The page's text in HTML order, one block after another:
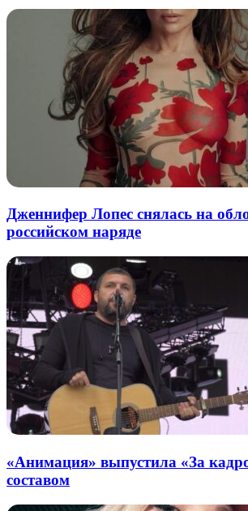
Дженнифер Лопес снялась на
российском наряде
«Анимация» выпустила «За
составом